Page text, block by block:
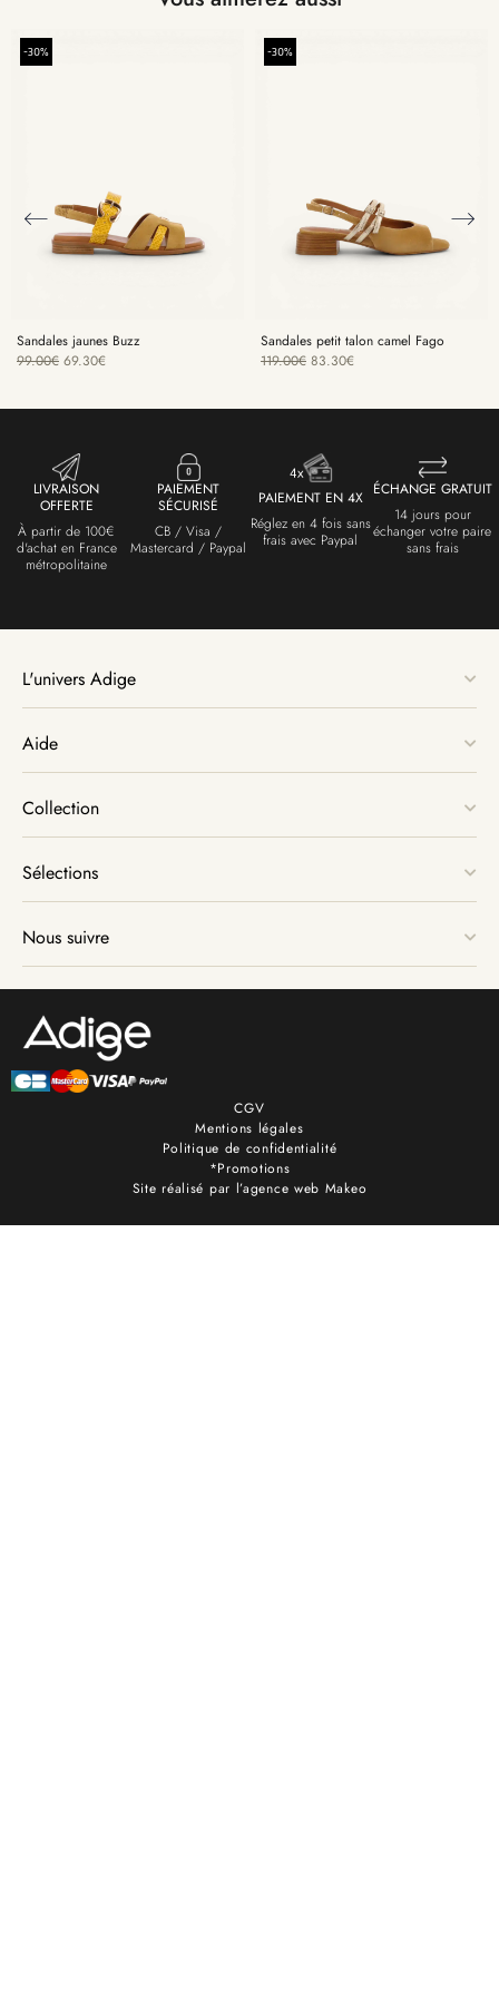
-30%
Sandales jaunes Buzz
99.00€ 69.30€
-30%
Sandales petit talon camel Fago
119.00€ 83.30€
LIVRAISON
OFFERTE
À partir de 100€
d'achat en France
métropolitaine
PAIEMENT
SÉCURISÉ
CB / Visa /
Mastercard / Paypal
PAIEMENT EN 4X
Réglez en 4 fois sans
frais avec Paypal
ÉCHANGE GRATUIT
14 jours pour
échanger votre paire
sans frais
L'univers Adige
Aide
Collection
Sélections
Nous suivre
CGV
Mentions légales
Politique de confidentialité
*Promotions
Site réalisé par l’agence web Makeo